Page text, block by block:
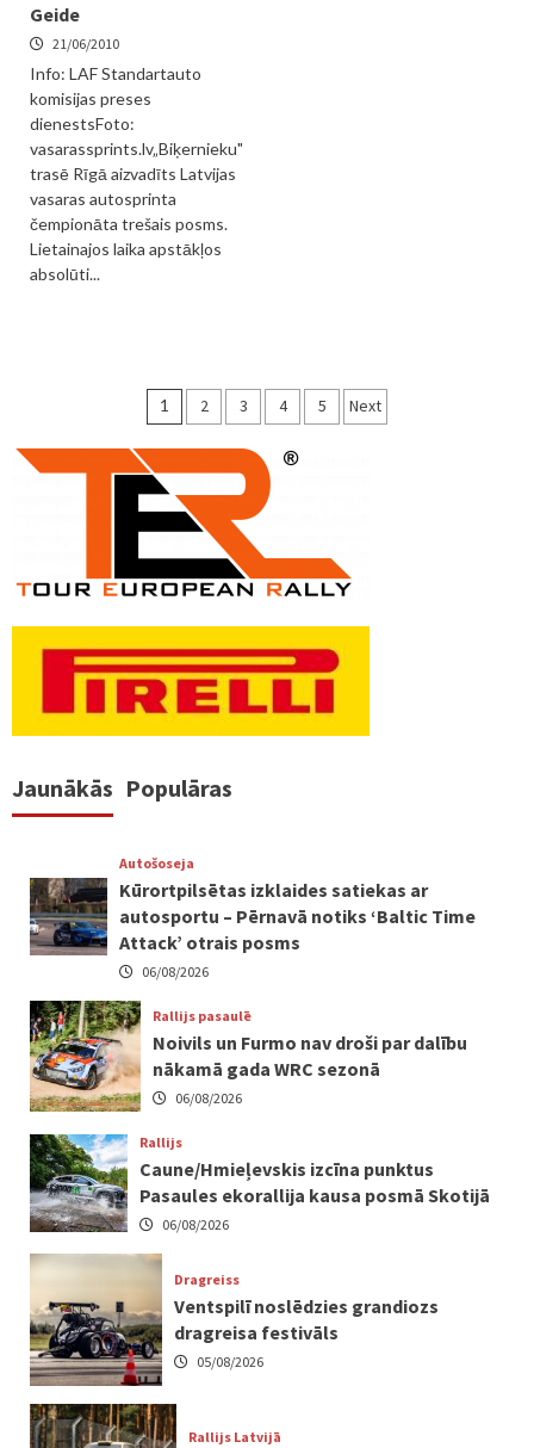
Geide
21/06/2010
Info: LAF Standartauto
komisijas preses
dienestsFoto:
vasarassprints.lv„Biķernieku"
trasē Rīgā aizvadīts Latvijas
vasaras autosprinta
čempionāta trešais posms.
Lietainajos laika apstākļos
absolūti...
Ziņu
numerācija
pēc
lappusēm
1 2 3 4 5 Next
Jaunākās Populāras
Autošoseja
Kūrortpilsētas izklaides satiekas ar
autosportu – Pērnavā notiks ‘Baltic Time
Attack’ otrais posms
06/08/2026
Rallijs pasaulē
Noivils un Furmo nav droši par dalību
nākamā gada WRC sezonā
06/08/2026
Rallijs
Caune/Hmieļevskis izcīna punktus
Pasaules ekorallija kausa posmā Skotijā
06/08/2026
Dragreiss
Ventspilī noslēdzies grandiozs
dragreisa festivāls
05/08/2026
Rallijs Latvijā